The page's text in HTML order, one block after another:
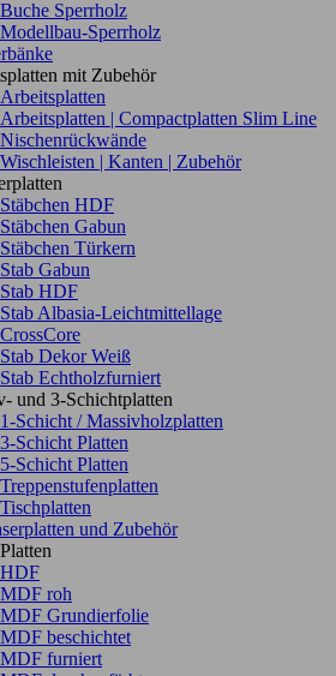
Buche Sperrholz
Modellbau-Sperrholz
mit Zubehör
Arbeitsplatten
Arbeitsplatten | Compactplatten Slim Line
Nischenrückwände
Wischleisten | Kanten | Zubehör
Stäbchen HDF
Stäbchen Gabun
Stäbchen Türkern
Stab Gabun
Stab HDF
Stab Albasia-Leichtmittellage
CrossCore
Stab Dekor Weiß
Stab Echtholzfurniert
und 3-Schichtplatten
1-Schicht / Massivholzplatten
3-Schicht Platten
5-Schicht Platten
Treppenstufenplatten
Tischplatten
und Zubehör
HDF
MDF roh
MDF Grundierfolie
MDF beschichtet
MDF furniert